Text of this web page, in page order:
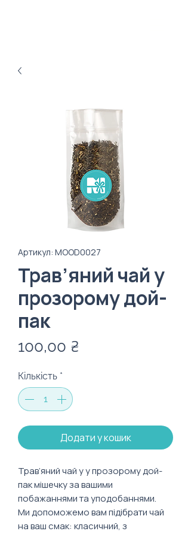
Артикул: MOOD0027
Трав’яний чай у
прозорому дой-
пак
100,00 ₴
Кількість *
Додати у кошик
Трав ’яний чай у у прозорому дой-
пак мішечку за вашими
побажаннями та уподобаннями.
Ми допоможемо вам підібрати чай
на ваш смак: класичний, з